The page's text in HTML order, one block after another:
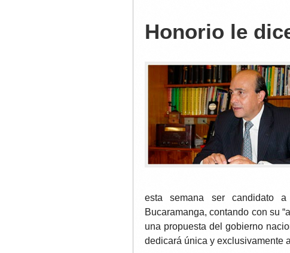
Honorio le
esta semana ser candidato
Bucaramanga, contando con su
una propuesta del gobierno
dedicará única y exclusivamente